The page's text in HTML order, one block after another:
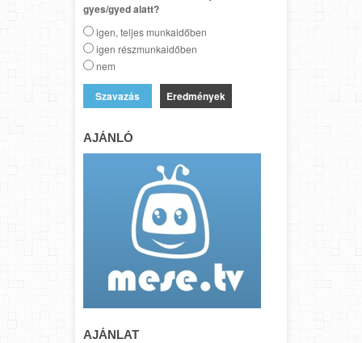
gyes/gyed alatt?
igen, teljes munkaidőben
igen részmunkaidőben
nem
Eredmények
AJÁNLÓ
AJÁNLAT